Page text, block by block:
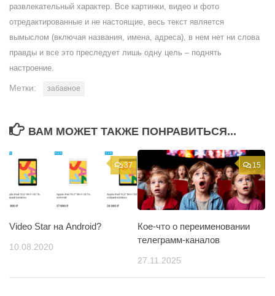
развлекательный характер. Все картинки, видео и фото
отредактированные и не настоящие, весь текст является
вымыслом (включая названия, имена, адреса), в нем нет ни слова
правды и все это преследует лишь одну цель – поднять
настроение.
Метки: забавное
ВАМ МОЖЕТ ТАКЖЕ ПОНРАВИТЬСЯ...
37
Video Star на Android?
10.08.2020
15
Кое-что о переименовании
телеграмм-каналов
27.11.2025